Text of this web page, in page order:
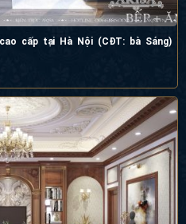
cấp tại Hà Nội (CĐT: bà Sáng)